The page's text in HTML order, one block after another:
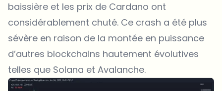
baissière et les prix de Cardano ont
considérablement chuté. Ce crash a été plus
sévère en raison de la montée en puissance
d’autres blockchains hautement évolutives
telles que Solana et Avalanche.